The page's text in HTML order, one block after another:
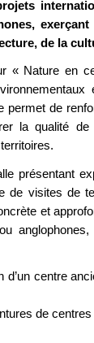
de la
« Nature en
permet de
la qualité
présentant
de visites de
et
d’un centre
de